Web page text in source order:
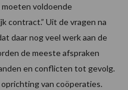
moeten voldoende
contract.” Uit de vragen na
daar nog veel werk aan de
de meeste afspraken
en conflicten tot gevolg.
van coöperaties.